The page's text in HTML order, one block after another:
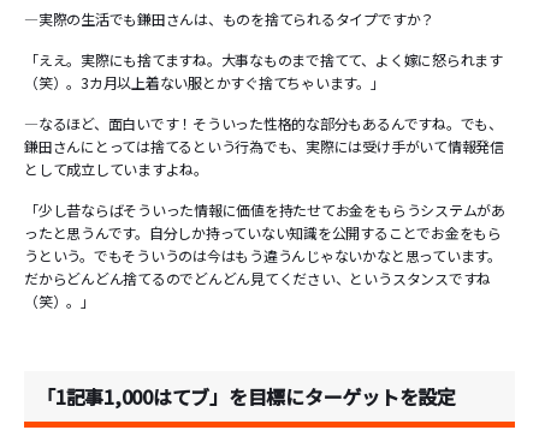
―実際の生活でも鎌田さんは、ものを捨てられるタイプですか？
「ええ。実際にも捨てますね。大事なものまで捨てて、よく嫁に怒られます
（笑）。3カ月以上着ない服とかすぐ捨てちゃいます。」
―なるほど、面白いです！そういった性格的な部分もあるんですね。でも、
鎌田さんにとっては捨てるという行為でも、実際には受け手がいて情報発信
として成立していますよね。
「少し昔ならばそういった情報に価値を持たせてお金をもらうシステムがあ
ったと思うんです。自分しか持っていない知識を公開することでお金をもら
うという。でもそういうのは今はもう違うんじゃないかなと思っています。
だからどんどん捨てるのでどんどん見てください、というスタンスですね
（笑）。」
「1記事1,000はてブ」を目標にターゲットを設定